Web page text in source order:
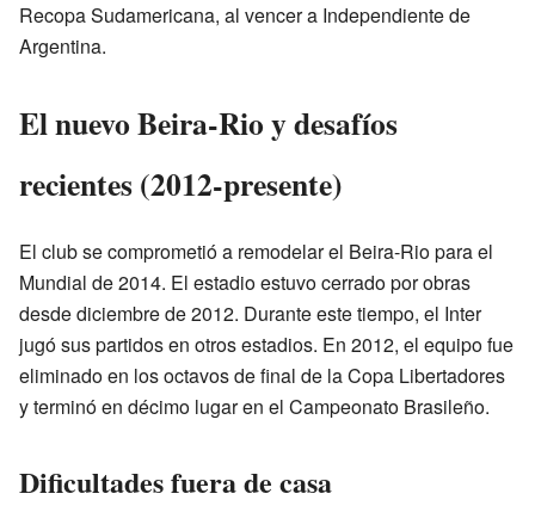
Recopa Sudamericana, al vencer a Independiente de
Argentina.
El nuevo Beira-Rio y desafíos
recientes (2012-presente)
El club se comprometió a remodelar el Beira-Rio para el
Mundial de 2014. El estadio estuvo cerrado por obras
desde diciembre de 2012. Durante este tiempo, el Inter
jugó sus partidos en otros estadios. En 2012, el equipo fue
eliminado en los octavos de final de la Copa Libertadores
y terminó en décimo lugar en el Campeonato Brasileño.
Dificultades fuera de casa